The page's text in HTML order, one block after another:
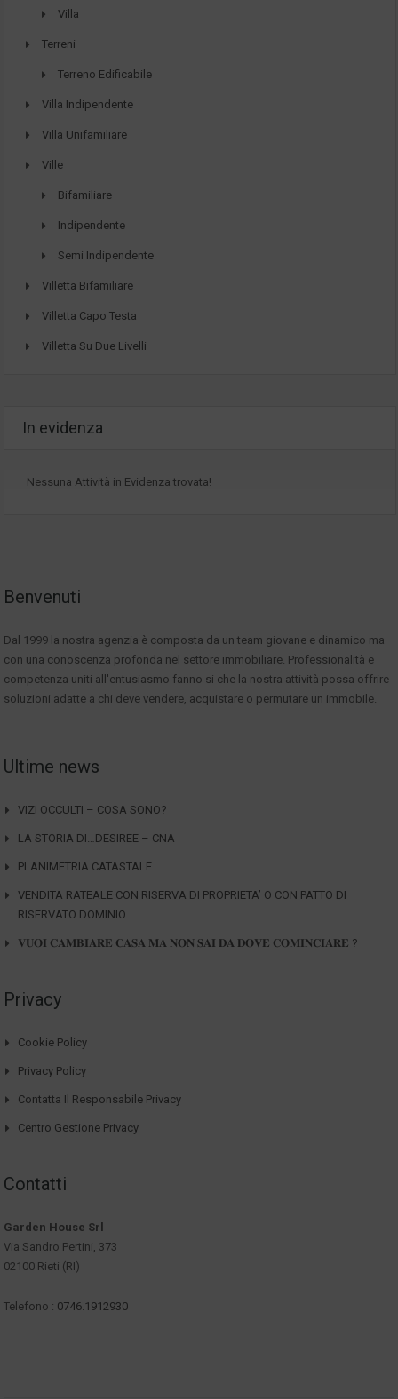
Villa
Terreni
Terreno Edificabile
Villa Indipendente
Villa Unifamiliare
Ville
Bifamiliare
Indipendente
Semi Indipendente
Villetta Bifamiliare
Villetta Capo Testa
Villetta Su Due Livelli
In evidenza
Nessuna Attività in Evidenza trovata!
Benvenuti
Dal 1999 la nostra agenzia è composta da un team giovane e dinamico ma
con una conoscenza profonda nel settore immobiliare. Professionalità e
competenza uniti all'entusiasmo fanno si che la nostra attività possa offrire
soluzioni adatte a chi deve vendere, acquistare o permutare un immobile.
Ultime news
VIZI OCCULTI – COSA SONO?
LA STORIA DI…DESIREE – CNA
PLANIMETRIA CATASTALE
VENDITA RATEALE CON RISERVA DI PROPRIETA’ O CON PATTO DI
RISERVATO DOMINIO
𝐕𝐔𝐎𝐈 𝐂𝐀𝐌𝐁𝐈𝐀𝐑𝐄 𝐂𝐀𝐒𝐀 𝐌𝐀 𝐍𝐎𝐍 𝐒𝐀𝐈 𝐃𝐀 𝐃𝐎𝐕𝐄 𝐂𝐎𝐌𝐈𝐍𝐂𝐈𝐀𝐑𝐄 ?
Privacy
Cookie Policy
Privacy Policy
Contatta Il Responsabile Privacy
Centro Gestione Privacy
Contatti
Garden House Srl
Via Sandro Pertini, 373
02100 Rieti (RI)
Telefono : 0746.1912930